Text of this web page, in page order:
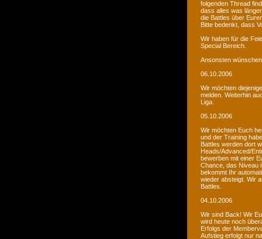
folgenden Thread
dass alles was
die Battles über
Bitte bedenkt, dass
Wir haben für die
Special Bereich.
Ansonsten
06.10.2006
Wir möchten
melden. Weiterhin
Liga.
05.10.2006
Wir möchten Euch
und der Training
Battles werden dort
Heads/Advanced/
bewerben mit einer
Chance, das Niveau
bekommt Ihr
wieder absteigt. Wir
Battles.
04.10.2006
Wir sind Back! Wir
wird heute noch
Erfolgs der
Aufstieg erfolgt nur